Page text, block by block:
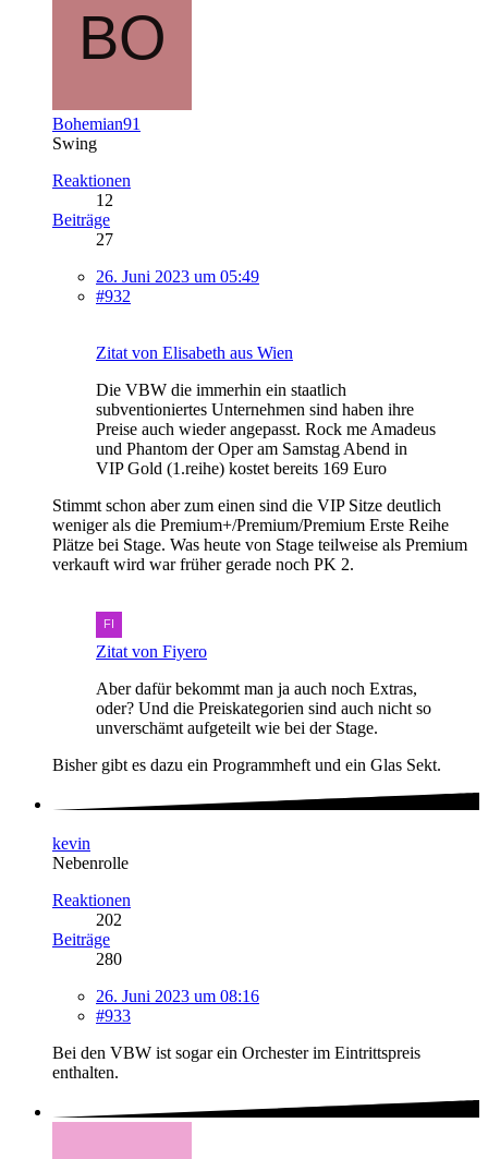
Bohemian91
Swing
Reaktionen
12
Beiträge
27
26. Juni 2023 um 05:49
#932
Zitat von Elisabeth aus Wien
Die VBW die immerhin ein staatlich
subventioniertes Unternehmen sind haben ihre
Preise auch wieder angepasst. Rock me Amadeus
und Phantom der Oper am Samstag Abend in
VIP Gold (1.reihe) kostet bereits 169 Euro
Stimmt schon aber zum einen sind die VIP Sitze deutlich
weniger als die Premium+/Premium/Premium Erste Reihe
Plätze bei Stage. Was heute von Stage teilweise als Premium
verkauft wird war früher gerade noch PK 2.
Zitat von Fiyero
Aber dafür bekommt man ja auch noch Extras,
oder? Und die Preiskategorien sind auch nicht so
unverschämt aufgeteilt wie bei der Stage.
Bisher gibt es dazu ein Programmheft und ein Glas Sekt.
kevin
Nebenrolle
Reaktionen
202
Beiträge
280
26. Juni 2023 um 08:16
#933
Bei den VBW ist sogar ein Orchester im Eintrittspreis
enthalten.